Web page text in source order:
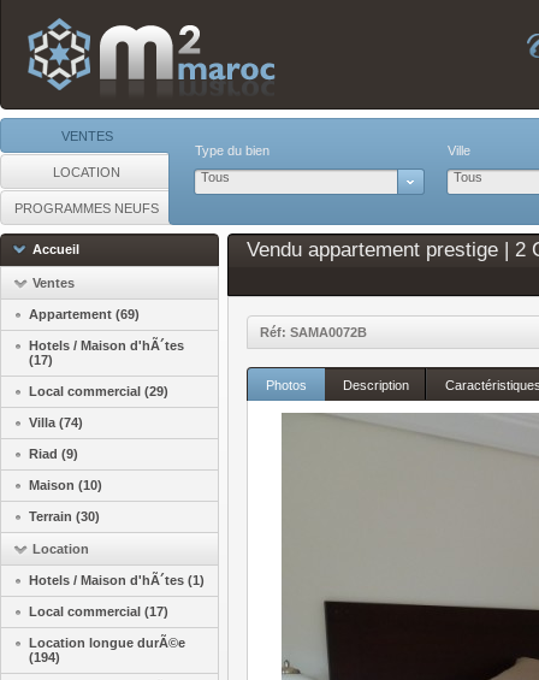
VENTES
LOCATION
PROGRAMMES NEUFS
Type du bien
Tous
Ville
Tous
Accueil
Ventes
Appartement (69)
Hotels / Maison d'hÃ´tes
(17)
Local commercial (29)
Villa (74)
Riad (9)
Maison (10)
Terrain (30)
Location
Hotels / Maison d'hÃ´tes (1)
Local commercial (17)
Location longue durÃ©e
(194)
Vendu appartement prestige | 2
Réf: SAMA0072B
Photos Description